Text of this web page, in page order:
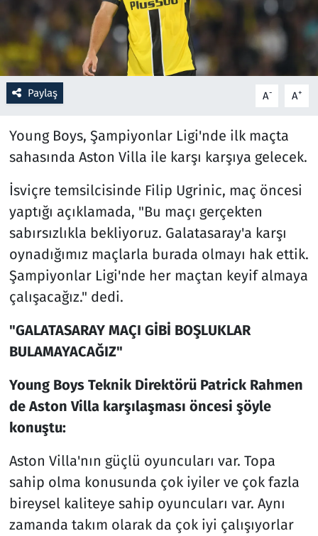
Paylaş A- A+
Young Boys, Şampiyonlar Ligi'nde ilk maçta
sahasında Aston Villa ile karşı karşıya gelecek.
İsviçre temsilcisinde Filip Ugrinic, maç öncesi
yaptığı açıklamada, "Bu maçı gerçekten
sabırsızlıkla bekliyoruz. Galatasaray'a karşı
oynadığımız maçlarla burada olmayı hak ettik.
Şampiyonlar Ligi'nde her maçtan keyif almaya
çalışacağız." dedi.
"GALATASARAY MAÇI GİBİ BOŞLUKLAR
BULAMAYACAĞIZ"
Young Boys Teknik Direktörü Patrick Rahmen
de Aston Villa karşılaşması öncesi şöyle
konuştu:
Aston Villa'nın güçlü oyuncuları var. Topa
sahip olma konusunda çok iyiler ve çok fazla
bireysel kaliteye sahip oyuncuları var. Aynı
zamanda takım olarak da çok iyi çalışıyorlar
Sağlık
Savunma Sanayi
Seçim 2023
Spor
Televizyon